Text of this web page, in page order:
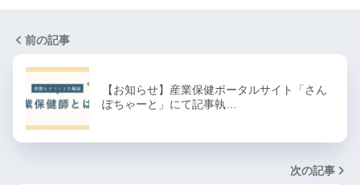
前の記事
【お知らせ】産業保健ポータルサイト「さん
ぽちゃーと」にて記事執…
次の記事